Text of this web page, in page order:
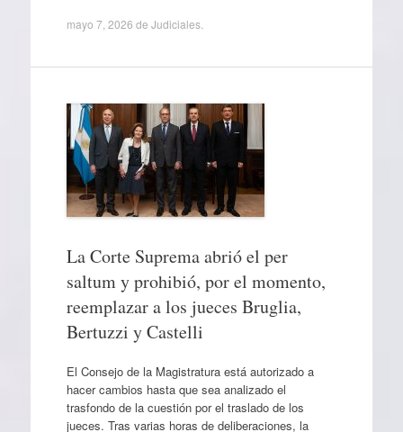
mayo 7, 2026 de Judiciales.
La Corte Suprema abrió el per
saltum y prohibió, por el momento,
reemplazar a los jueces Bruglia,
Bertuzzi y Castelli
El Consejo de la Magistratura está autorizado a
hacer cambios hasta que sea analizado el
trasfondo de la cuestión por el traslado de los
jueces. Tras varias horas de deliberaciones, la